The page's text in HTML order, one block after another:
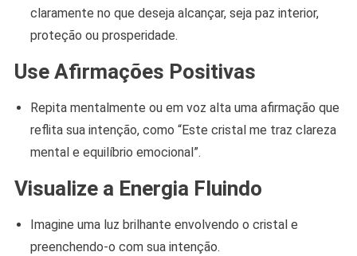
claramente no que deseja alcançar, seja paz interior,
proteção ou prosperidade.
Use Afirmações Positivas
Repita mentalmente ou em voz alta uma afirmação que
reflita sua intenção, como “Este cristal me traz clareza
mental e equilíbrio emocional”.
Visualize a Energia Fluindo
Imagine uma luz brilhante envolvendo o cristal e
preenchendo-o com sua intenção.